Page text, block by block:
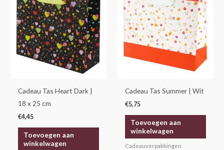
Cadeau Tas Heart Dark |
18 x 25 cm
€4,45
Toevoegen aan
winkelwagen
Cadeau Tas Summer | Wit
€5,75
Toevoegen aan
winkelwagen
Cadeauverpakkingen